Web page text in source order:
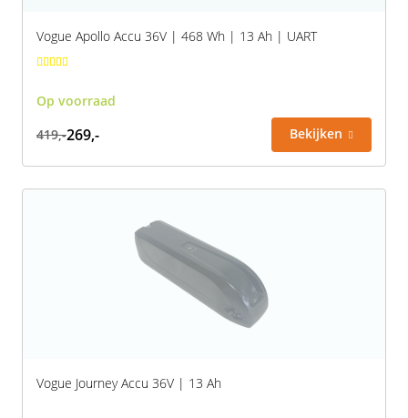
Vogue Apollo Accu 36V | 468 Wh | 13 Ah | UART
Op voorraad
419,-269,- Bekijken
Vogue Journey Accu 36V | 13 Ah